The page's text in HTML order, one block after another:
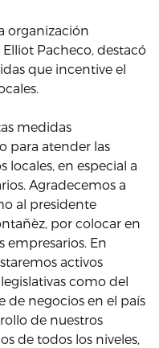
organización
Elliot Pacheco, destacó
que incentive el
medidas
para atender las
locales, en especial a
Agradecemos a
al presidente
por colocar en
empresarios. En
activos
como del
de negocios en el país
de nuestros
de todos los niveles,